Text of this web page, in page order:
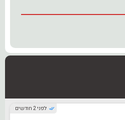
לפני 2 חודשים